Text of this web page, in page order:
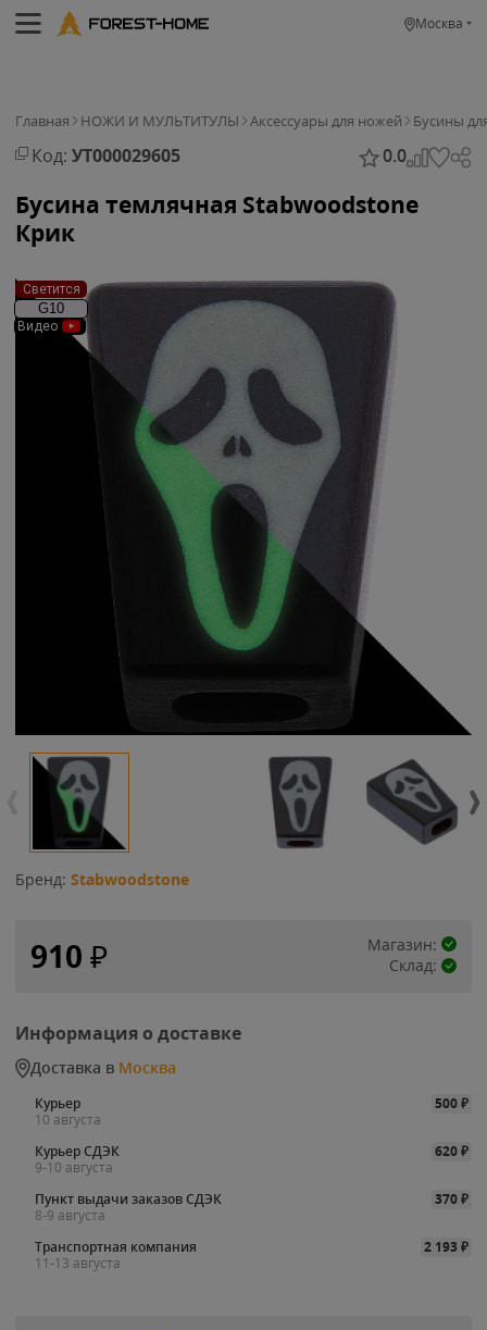
Москва
Главная НОЖИ И МУЛЬТИТУЛЫ Аксессуары для ножей Бусины
Код: УТ000029605 0.0
Бусина темлячная Stabwoodstone
Крик
Светится
G10
Видео
Бренд: Stabwoodstone
910 ₽
Магазин:
Склад:
Информация о доставке
Доставка в Москва
Курьер 500₽
10 августа
Курьер СДЭК
620₽
9-10 августа
Пункт выдачи заказов СДЭК
370₽
8-9 августа
Транспортная компания
2 193₽
11-13 августа